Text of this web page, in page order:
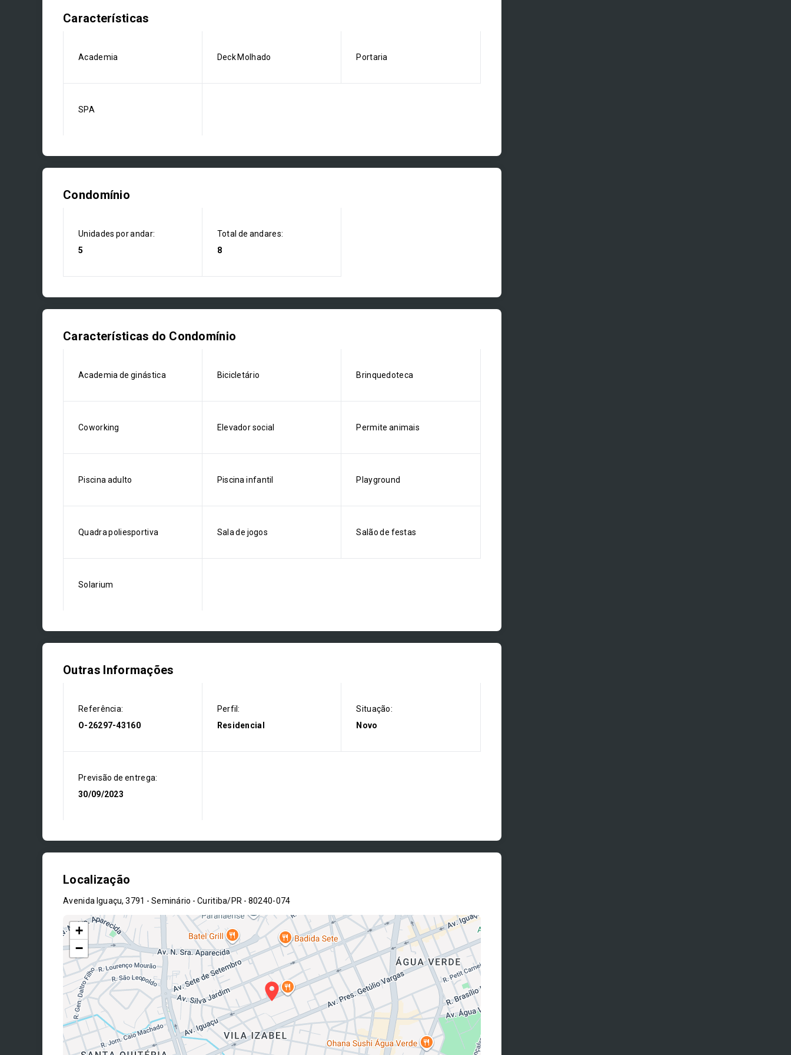
Características
Academia Deck Molhado Portaria
SPA
Condomínio
Unidades por andar:
5
Total de andares:
8
Características do Condomínio
Academia de ginástica Bicicletário Brinquedoteca
Coworking Elevador social Permite animais
Piscina adulto Piscina infantil Playground
Quadra poliesportiva Sala de jogos Salão de festas
Solarium
Outras Informações
Referência:
O-26297-43160
Perfil:
Residencial
Situação:
Novo
Previsão de entrega:
30/09/2023
Localização
Avenida Iguaçu, 3791 - Seminário - Curitiba/PR - 80240-074
+
−